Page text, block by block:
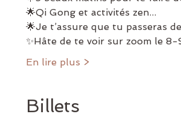
🌟Qi Gong et activités zen...
🌟Je t’assure que tu passeras
✨Hâte de te voir sur zoom le
En lire plus >
Billets